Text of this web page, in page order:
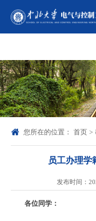
中国·44118太阳
您所在的位置： 首页>
员工办理学
发布时间：
各位同学：